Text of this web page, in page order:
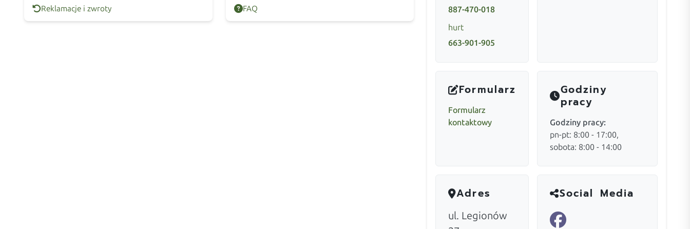
Reklamacje i zwroty FAQ
887-470-018
hurt
663-901-905
Formularz
Formularz
kontaktowy
Godziny
pracy
Godziny pracy:
pn-pt: 8:00 - 17:00,
sobota: 8:00 - 14:00
Adres
ul. Legionów
Social Media